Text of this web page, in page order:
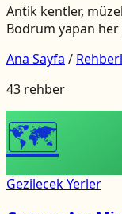
Antik kentler,
Bodrum yapan her
Ana Sayfa /
43 rehber
🗺
Gezilecek Yerler